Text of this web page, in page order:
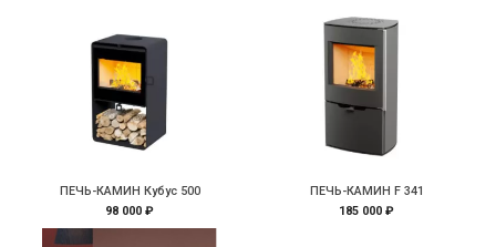
ПЕЧЬ-КАМИН Кубус 500
98 000 ₽
ПЕЧЬ-КАМИН F 341
185 000 ₽